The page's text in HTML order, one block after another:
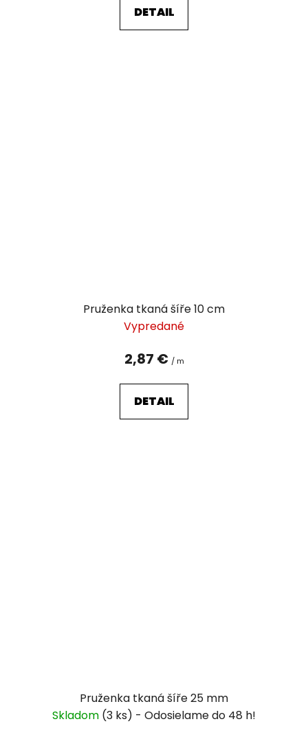
DETAIL
Pruženka tkaná šíře 10 cm
Vypredané
2,87 € / m
DETAIL
Pruženka tkaná šíře 25 mm
Skladom (3 ks)